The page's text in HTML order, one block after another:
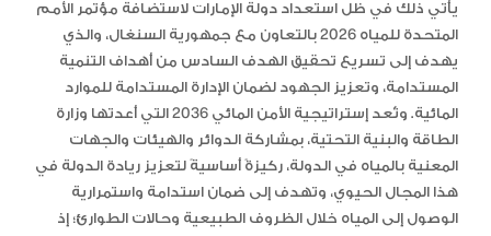
يأتي ذلك في ظل استعداد دولة الإمارات لاستضافة مؤتمر الأمم
المتحدة للمياه 2026 بالتعاون مع جمهورية السنغال، والذي
يهدف إلى تسريع تحقيق الهدف السادس من أهداف التنمية
المستدامة، وتعزيز الجهود لضمان الإدارة المستدامة للموارد
المائية. وتُعد إستراتيجية الأمن المائي 2036 التي أعدتها وزارة
الطاقة والبنية التحتية، بمشاركة الدوائر والهيئات والجهات
المعنية بالمياه في الدولة، ركيزةً أساسيةً لتعزيز ريادة الدولة في
هذا المجال الحيوي، وتهدف إلى ضمان استدامة واستمرارية
الوصول إلى المياه خلال الظروف الطبيعية وحالات الطوارئ؛ إذ